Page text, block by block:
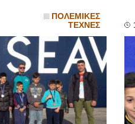
ΠΟΛΕΜΙΚΕΣ
ΤΕΧΝΕΣ